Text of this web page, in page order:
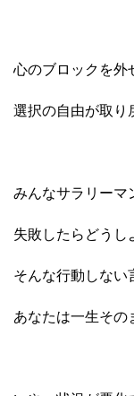
心のブロックを外
選択の自由が取り
みんなサラリーマ
失敗したらどうし
そんな行動しない
あなたは一生その